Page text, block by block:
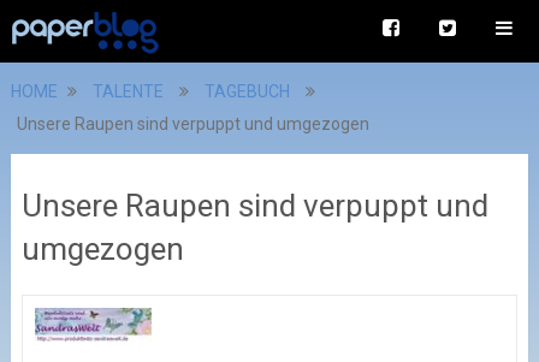
HOME TALENTE
TAGEBUCH
Unsere Raupen sind verpuppt und umgezogen
Unsere Raupen sind verpuppt und
umgezogen